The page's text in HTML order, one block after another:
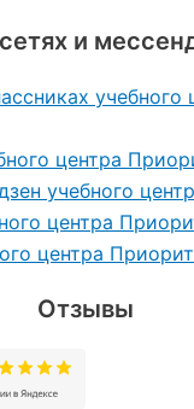
и
Отзывы